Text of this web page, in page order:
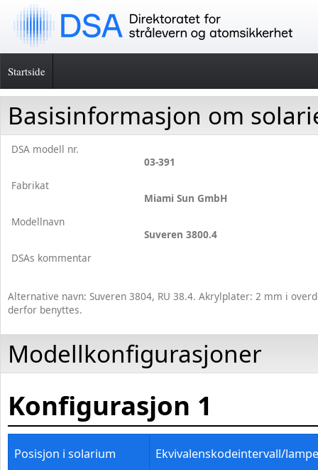
Startside
Basisinformasjon om
DSA modell nr.
03-391
Fabrikat
Miami Sun GmbH
Modellnavn
Suveren 3800.4
DSAs kommentar
Alternative navn: Suveren 3804, RU 38.4. Akrylplater: 2 mm i
derfor benyttes.
Modellkonfigurasjoner
Konfigurasjon 1
Posisjon i solarium Ekvivalenskodeintervall/